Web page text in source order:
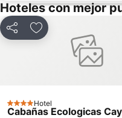
Hoteles con mejor
CompartirAgregar a favoritos
4 Estrellas
Hotel
Cabañas Ecologicas